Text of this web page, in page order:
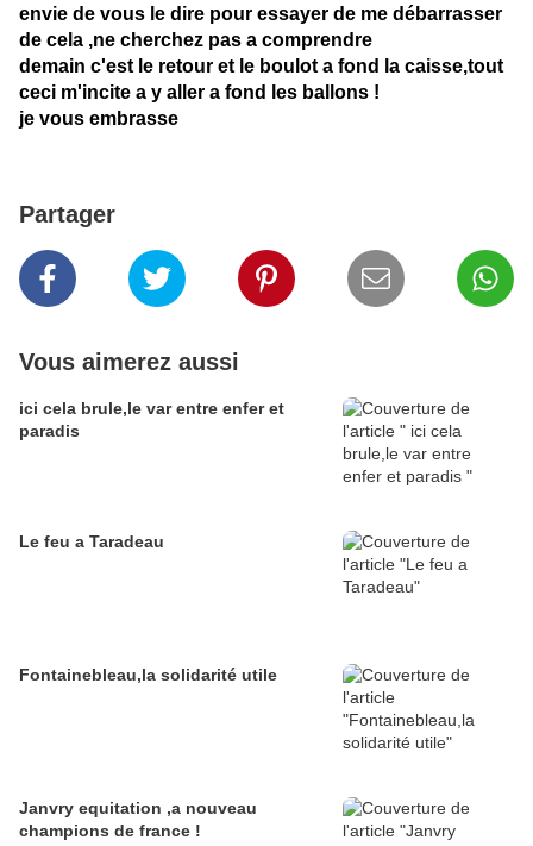
envie de vous le dire pour essayer de me débarrasser
de cela ,ne cherchez pas a comprendre
demain c'est le retour et le boulot a fond la caisse,tout
ceci m'incite a y aller a fond les ballons !
je vous embrasse
Partager
Vous aimerez aussi
ici cela brule,le var entre enfer et
paradis
Le feu a Taradeau
Fontainebleau,la solidarité utile
Janvry equitation ,a nouveau
champions de france !